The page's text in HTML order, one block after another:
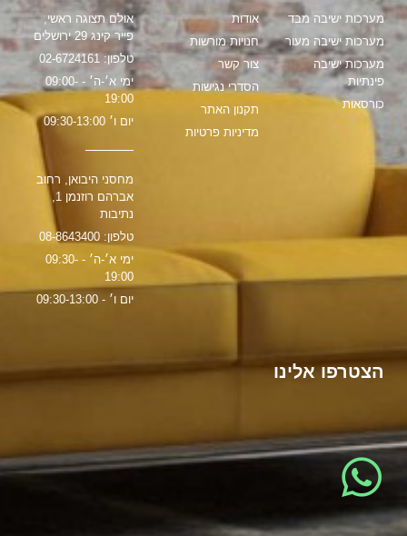
מערכות ישיבה מבד
מערכות ישיבה מעור
מערכות ישיבה
פינתיות
כורסאות
אודות
חנויות מורשות
צור קשר
הסדרי נגישות
תקנון האתר
מדיניות פרטיות
אולם תצוגה ראשי,
פייר קינג 29 ירושלים
טלפון: 02-6724161
ימי א׳-ה׳ - 09:00-
19:00
יום ו׳ 09:30-13:00
מחסני היבואן, רחוב
אברהם רוזנמן 1,
נתיבות
טלפון: 08-8643400
ימי א׳-ה׳ - 09:30-
19:00
יום ו׳ - 09:30-13:00
הצטרפו אלינו